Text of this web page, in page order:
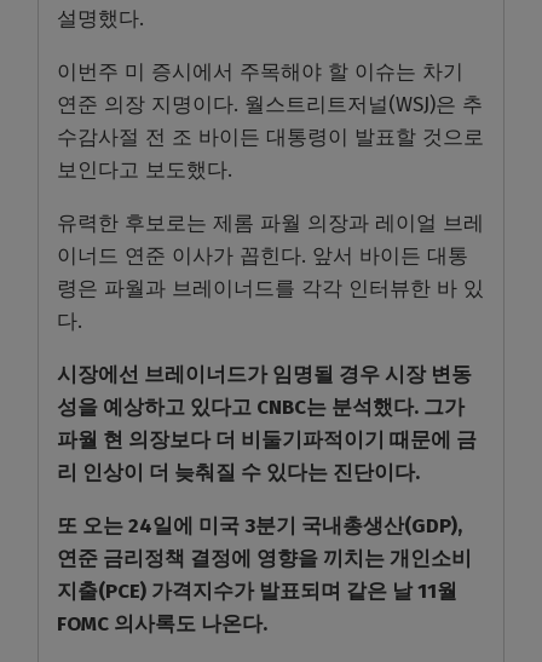
설명했다.
이번주 미 증시에서 주목해야 할 이슈는 차기
연준 의장 지명이다. 월스트리트저널(WSJ)은 추
수감사절 전 조 바이든 대통령이 발표할 것으로
보인다고 보도했다.
유력한 후보로는 제롬 파월 의장과 레이얼 브레
이너드 연준 이사가 꼽힌다. 앞서 바이든 대통
령은 파월과 브레이너드를 각각 인터뷰한 바 있
다.
시장에선 브레이너드가 임명될 경우 시장 변동
성을 예상하고 있다고 CNBC는 분석했다. 그가
파월 현 의장보다 더 비둘기파적이기 때문에 금
리 인상이 더 늦춰질 수 있다는 진단이다.
또 오는 24일에 미국 3분기 국내총생산(GDP),
연준 금리정책 결정에 영향을 끼치는 개인소비
지출(PCE) 가격지수가 발표되며 같은 날 11월
FOMC 의사록도 나온다.